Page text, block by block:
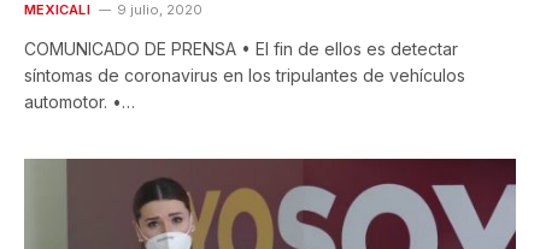
MEXICALI 9 julio, 2020
COMUNICADO DE PRENSA • El fin de ellos es detectar
síntomas de coronavirus en los tripulantes de vehículos
automotor. •…